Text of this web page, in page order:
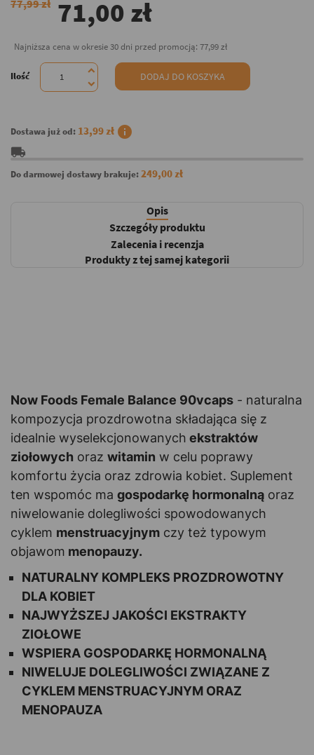
77,99 zł 71,00 zł
Najniższa cena w okresie 30 dni przed promocją: 77,99 zł
Ilość DODAJ DO KOSZYKA
Dostawa już od: 13,99 zł info
local_shipping
Do darmowej dostawy brakuje:249,00 zł
Opis
Szczegóły produktu
Zalecenia i recenzja
Produkty z tej samej kategorii
Now Foods Female Balance 90vcaps - naturalna
kompozycja prozdrowotna składająca się z
idealnie wyselekcjonowanych ekstraktów
ziołowych oraz witamin w celu poprawy
komfortu życia oraz zdrowia kobiet. Suplement
ten wspomóc ma gospodarkę hormonalną oraz
niwelowanie dolegliwości spowodowanych
cyklem menstruacyjnym czy też typowym
objawom menopauzy.
NATURALNY KOMPLEKS PROZDROWOTNY
DLA KOBIET
NAJWYŻSZEJ JAKOŚCI EKSTRAKTY
ZIOŁOWE
WSPIERA GOSPODARKĘ HORMONALNĄ
NIWELUJE DOLEGLIWOŚCI ZWIĄZANE Z
CYKLEM MENSTRUACYJNYM ORAZ
MENOPAUZA